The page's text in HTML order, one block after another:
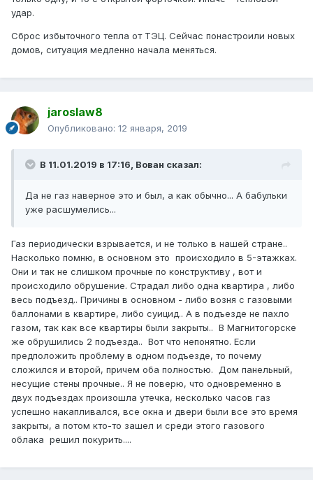
удар.
Сброс избыточного тепла от ТЭЦ. Сейчас понастроили новых
домов, ситуация медленно начала меняться.
jaroslaw8
Опубликовано: 12 января, 2019
В 11.01.2019 в 17:16, Вован сказал:
Да не газ наверное это и был, а как обычно... А бабульки
уже расшумелись...
Газ периодически взрывается, и не только в нашей стране..
Насколько помню, в основном это происходило в 5-этажках.
Они и так не слишком прочные по конструктиву , вот и
происходило обрушение. Страдал либо одна квартира , либо
весь подъезд.. Причины в основном - либо возня с газовыми
баллонами в квартире, либо суицид.. А в подъезде не пахло
газом, так как все квартиры были закрыты.. В Магнитогорске
же обрушились 2 подъезда.. Вот что непонятно. Если
предположить проблему в одном подъезде, то почему
сложился и второй, причем оба полностью. Дом панельный,
несущие стены прочные.. Я не поверю, что одновременно в
двух подъездах произошла утечка, несколько часов газ
успешно накапливался, все окна и двери были все это время
закрыты, а потом кто-то зашел и среди этого газового
облака решил покурить....